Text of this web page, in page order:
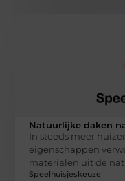
Natuurlijke daken
In steeds meer
eigenschappen
materialen uit de
Speelhuisjeskeuze